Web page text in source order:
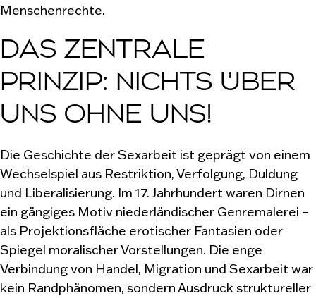
Menschenrechte.
DAS ZENTRALE
PRINZIP: NICHTS ÜBER
UNS OHNE UNS!
Die Geschichte der Sexarbeit ist geprägt von einem
Wechselspiel aus Restriktion, Verfolgung, Duldung
und Liberalisierung. Im 17. Jahrhundert waren Dirnen
ein gängiges Motiv niederländischer Genremalerei –
als Projektionsfläche erotischer Fantasien oder
Spiegel moralischer Vorstellungen. Die enge
Verbindung von Handel, Migration und Sexarbeit war
kein Randphänomen, sondern Ausdruck struktureller